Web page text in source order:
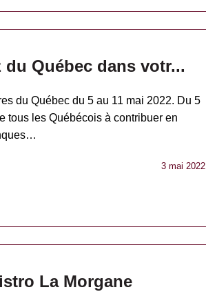
du Québec dans votr...
du Québec du 5 au 11 mai 2022. Du 5
tous les Québécois à contribuer en
3 mai 2022
La Morgane